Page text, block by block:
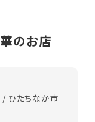
のお店
/ ひたちなか市